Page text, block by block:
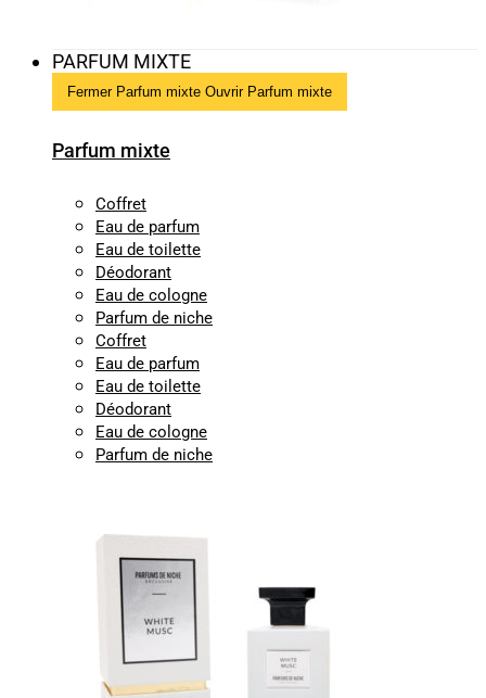
PARFUM MIXTE
Fermer Parfum mixte Ouvrir Parfum mixte
Parfum mixte
Coffret
Eau de parfum
Eau de toilette
Déodorant
Eau de cologne
Parfum de niche
Coffret
Eau de parfum
Eau de toilette
Déodorant
Eau de cologne
Parfum de niche